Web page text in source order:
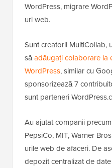
WordPress, migrare
uri web.
Sunt creatorii MultiCollab,
săadăugați colaborare la
WordPress, similar cu
sponsorizează 7
sunt parteneri
Au ajutat companii
PepsiCo, MIT, Warner
urile web de afaceri. De
depozit centralizat de